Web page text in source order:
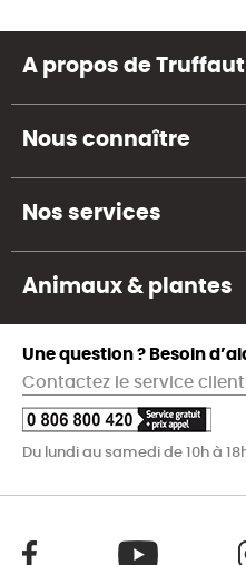
A propos de Truffaut
Nous connaître
Nos services
Animaux & plantes
Une question ? Besoin
Contactez le service client
Du lundi au samedi de 10h à